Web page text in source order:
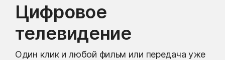
Цифровое
телевидение
Один клик и любой фильм или передача уже